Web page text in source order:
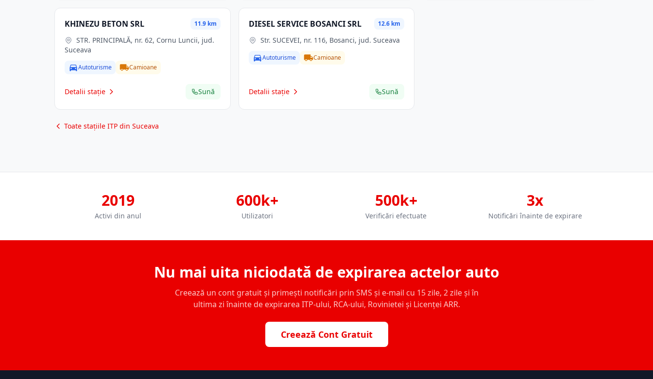
KHINEZU BETON SRL 11.9 km
Suceava
Autoturisme Camioane
Detalii stație Sună
DIESEL SERVICE BOSANCI SRL 12.6 km
Str. SUCEVEI, nr. 116, Bosanci, jud. Suceava
Autoturisme Camioane
Detalii stație Sună
Toate stațiile ITP din Suceava
2019
Activi din anul
600k+
Utilizatori
500k+
Verificări efectuate
3x
Notificări înainte de expirare
Nu mai uita niciodată de expirarea actelor auto
Creează un cont gratuit și primești notificări prin SMS și e-mail cu 15 zile, 2 zile și în
ultima zi înainte de expirarea ITP-ului, RCA-ului, Rovinietei și Licenței ARR.
Creează Cont Gratuit